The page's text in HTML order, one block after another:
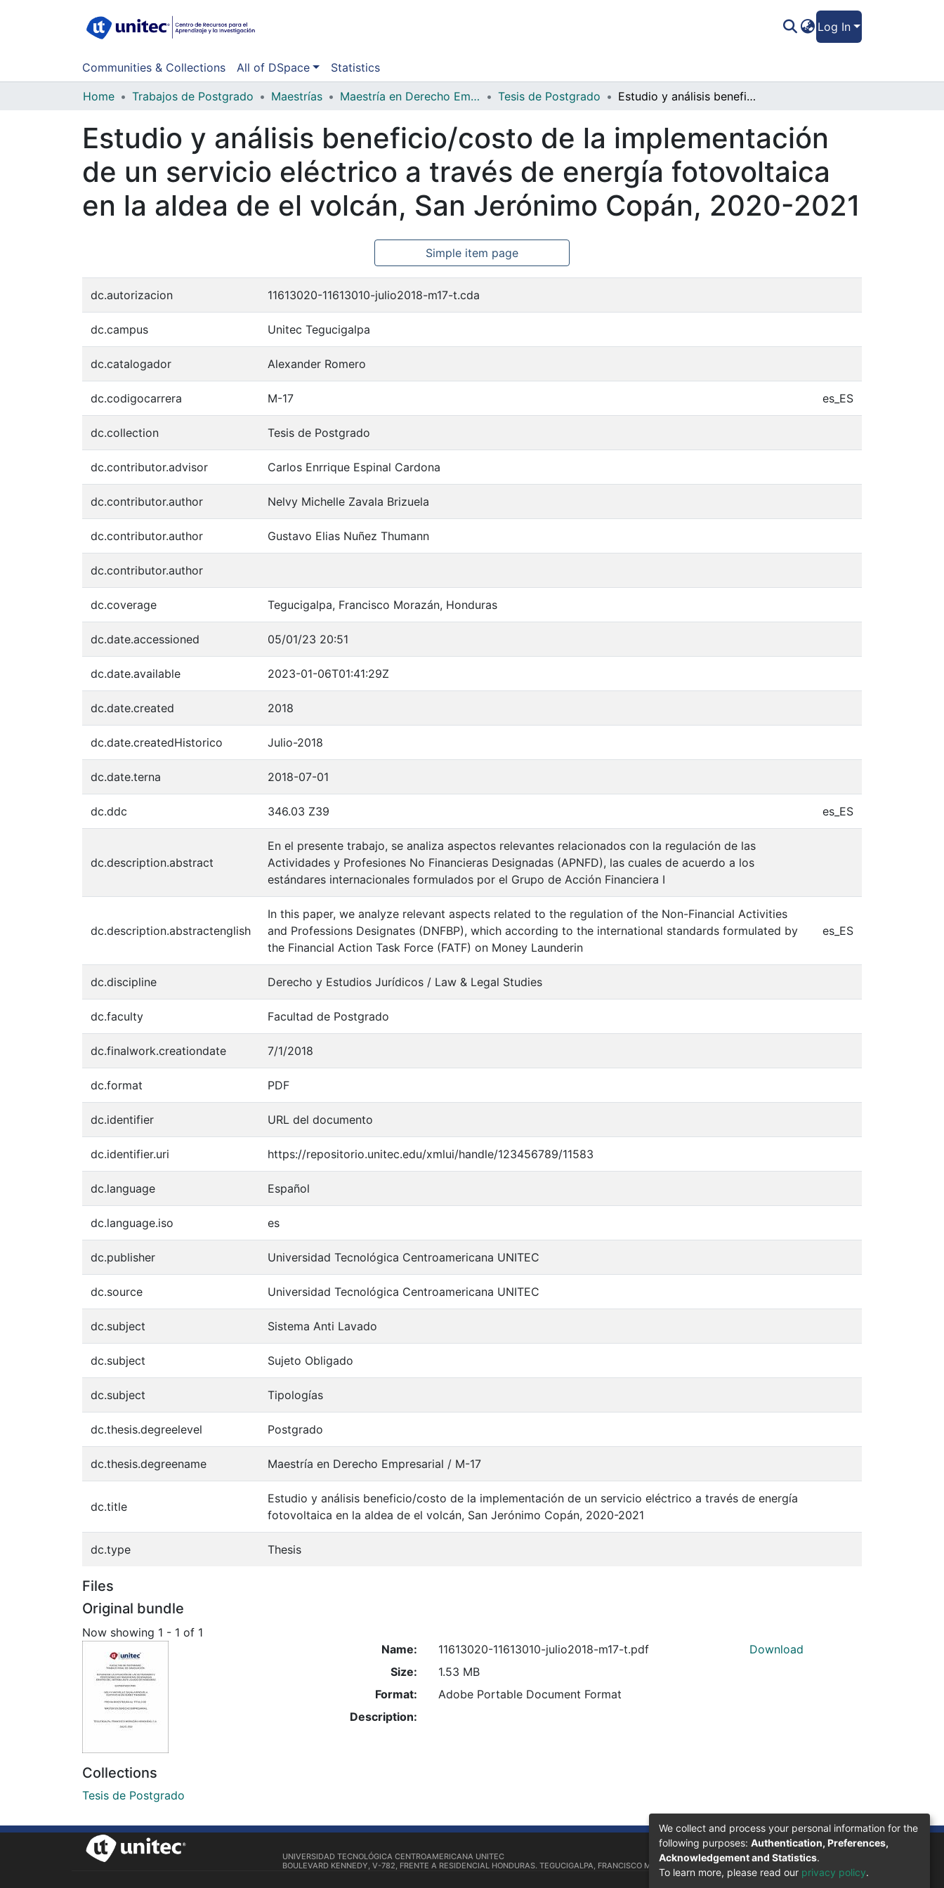
Log In
Communities & Collections All of DSpace Statistics
Home Trabajos de Postgrado Maestrías Maestría en Derecho Empresarial Tesis de Postgrado Estudio y análisis beneficio/costo de la implementación de un servicio eléctrico a través de energía fotovoltaica en la aldea de el volcán, San Jerónimo Copán, 2020-2021
Estudio y análisis beneficio/costo de la implementación
de un servicio eléctrico a través de energía fotovoltaica
en la aldea de el volcán, San Jerónimo Copán, 2020-2021
Simple item page
dc.autorizacion 11613020-11613010-julio2018-m17-t.cda
dc.campus Unitec Tegucigalpa
dc.catalogador Alexander Romero
dc.codigocarrera M-17 es_ES
dc.collection Tesis de Postgrado
dc.contributor.advisor Carlos Enrrique Espinal Cardona
dc.contributor.author Nelvy Michelle Zavala Brizuela
dc.contributor.author Gustavo Elias Nuñez Thumann
dc.contributor.author
dc.coverage Tegucigalpa, Francisco Morazán, Honduras
dc.date.accessioned 05/01/23 20:51
dc.date.available 2023-01-06T01:41:29Z
dc.date.created 2018
dc.date.createdHistorico Julio-2018
dc.date.terna 2018-07-01
dc.ddc 346.03 Z39 es_ES
dc.description.abstract
En el presente trabajo, se analiza aspectos relevantes relacionados con la regulación de las
Actividades y Profesiones No Financieras Designadas (APNFD), las cuales de acuerdo a los
estándares internacionales formulados por el Grupo de Acción Financiera I
dc.description.abstractenglish
In this paper, we analyze relevant aspects related to the regulation of the Non-Financial Activities
and Professions Designates (DNFBP), which according to the international standards formulated by
the Financial Action Task Force (FATF) on Money Launderin
es_ES
dc.discipline Derecho y Estudios Jurídicos / Law & Legal Studies
dc.faculty Facultad de Postgrado
dc.finalwork.creationdate 7/1/2018
dc.format PDF
dc.identifier URL del documento
dc.identifier.uri https://repositorio.unitec.edu/xmlui/handle/123456789/11583
dc.language Español
dc.language.iso es
dc.publisher Universidad Tecnológica Centroamericana UNITEC
dc.source Universidad Tecnológica Centroamericana UNITEC
dc.subject Sistema Anti Lavado
dc.subject Sujeto Obligado
dc.subject Tipologías
dc.thesis.degreelevel Postgrado
dc.thesis.degreename Maestría en Derecho Empresarial / M-17
dc.title
Estudio y análisis beneficio/costo de la implementación de un servicio eléctrico a través de energía
fotovoltaica en la aldea de el volcán, San Jerónimo Copán, 2020-2021
dc.type Thesis
Files
Original bundle
Now showing 1 - 1 of 1
Name:
11613020-11613010-julio2018-m17-t.pdf
Size:
1.53 MB
Format:
Adobe Portable Document Format
Description:
Download
Collections
Tesis de Postgrado
UNIVERSIDAD TECNOLÓGICA CENTROAMERICANA UNITEC
BOULEVARD KENNEDY, V-782, FRENTE A RESIDENCIAL HONDURAS. TEGUCIGALPA, FRANCISCO MORAZÁN, 11101
We collect and process your personal information for the
following purposes: Authentication, Preferences,
Acknowledgement and Statistics.
To learn more, please read our privacy policy.